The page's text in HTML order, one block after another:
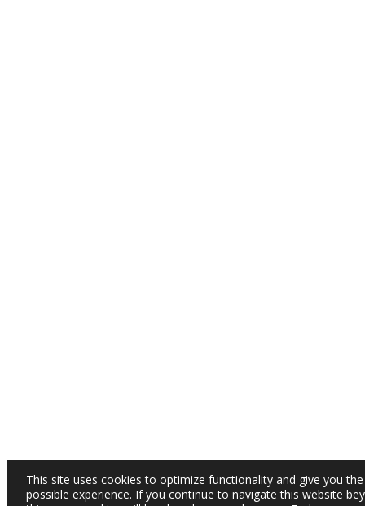
This site uses cookies to optimize functionality and give you
possible experience. If you continue to navigate this website